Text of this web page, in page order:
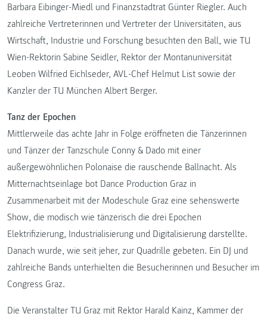
Barbara Eibinger-Miedl und Finanzstadtrat Günter Riegler. Auch
zahlreiche Vertreterinnen und Vertreter der Universitäten, aus
Wirtschaft, Industrie und Forschung besuchten den Ball, wie TU
Wien-Rektorin Sabine Seidler, Rektor der Montanuniversität
Leoben Wilfried Eichlseder, AVL-Chef Helmut List sowie der
Kanzler der TU München Albert Berger.
Tanz der Epochen
Mittlerweile das achte Jahr in Folge eröffneten die Tänzerinnen
und Tänzer der Tanzschule Conny & Dado mit einer
außergewöhnlichen Polonaise die rauschende Ballnacht. Als
Mitternachtseinlage bot Dance Production Graz in
Zusammenarbeit mit der Modeschule Graz eine sehenswerte
Show, die modisch wie tänzerisch die drei Epochen
Elektrifizierung, Industrialisierung und Digitalisierung darstellte.
Danach wurde, wie seit jeher, zur Quadrille gebeten. Ein DJ und
zahlreiche Bands unterhielten die Besucherinnen und Besucher im
Congress Graz.
Die Veranstalter TU Graz mit Rektor Harald Kainz, Kammer der